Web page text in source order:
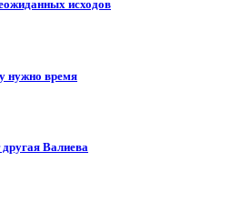
исходов
нужно время
Валиева